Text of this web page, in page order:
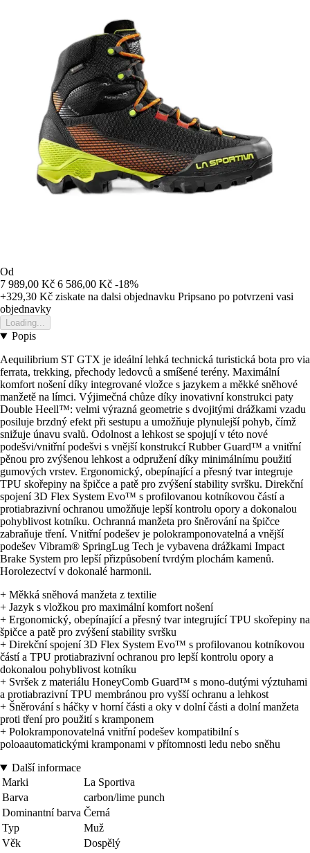
Od
7 989,00 Kč 6 586,00 Kč -18%
+329,30 Kč ziskate na dalsi objednavku Pripsano po potvrzeni vasi
objednavky
Loading...
Popis
Aequilibrium ST GTX je ideální lehká technická turistická bota pro via
ferrata, trekking, přechody ledovců a smíšené terény. Maximální
komfort nošení díky integrované vložce s jazykem a měkké sněhové
manžetě na límci. Výjimečná chůze díky inovativní konstrukci paty
Double Heell™: velmi výrazná geometrie s dvojitými drážkami vzadu
posiluje brzdný efekt při sestupu a umožňuje plynulejší pohyb, čímž
snižuje únavu svalů. Odolnost a lehkost se spojují v této nové
podešvi/vnitřní podešvi s vnější konstrukcí Rubber Guard™ a vnitřní
pěnou pro zvýšenou lehkost a odpružení díky minimálnímu použití
gumových vrstev. Ergonomický, obepínající a přesný tvar integruje
TPU skořepiny na špičce a patě pro zvýšení stability svršku. Direkční
spojení 3D Flex System Evo™ s profilovanou kotníkovou částí a
protiabrazivní ochranou umožňuje lepší kontrolu opory a dokonalou
pohyblivost kotníku. Ochranná manžeta pro šněrování na špičce
zabraňuje tření. Vnitřní podešev je polokramponovatelná a vnější
podešev Vibram® SpringLug Tech je vybavena drážkami Impact
Brake System pro lepší přizpůsobení tvrdým plochám kamenů.
Horolezectví v dokonalé harmonii.
+ Měkká sněhová manžeta z textilie
+ Jazyk s vložkou pro maximální komfort nošení
+ Ergonomický, obepínající a přesný tvar integrující TPU skořepiny na
špičce a patě pro zvýšení stability svršku
+ Direkční spojení 3D Flex System Evo™ s profilovanou kotníkovou
částí a TPU protiabrazivní ochranou pro lepší kontrolu opory a
dokonalou pohyblivost kotníku
+ Svršek z materiálu HoneyComb Guard™ s mono-dutými výztuhami
a protiabrazivní TPU membránou pro vyšší ochranu a lehkost
+ Šněrování s háčky v horní části a oky v dolní části a dolní manžeta
proti tření pro použití s kramponem
+ Polokramponovatelná vnitřní podešev kompatibilní s
poloaautomatickými kramponami v přítomnosti ledu nebo sněhu
Další informace
Marki
La Sportiva
Barva
carbon/lime punch
Dominantní barva Černá
Typ
Muž
Věk
Dospělý